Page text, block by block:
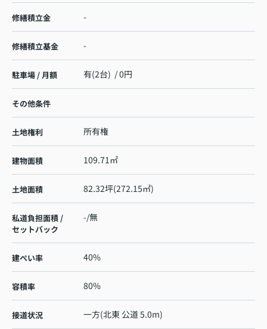
修繕積立金 -
修繕積立基金 -
駐車場 / 月額 有(2台) / 0円
その他条件
土地権利 所有権
建物面積 109.71㎡
土地面積 82.32坪(272.15㎡)
私道負担面積 /
セットバック
-/無
建ぺい率 40%
容積率 80%
接道状況 一方(北東 公道 5.0m)